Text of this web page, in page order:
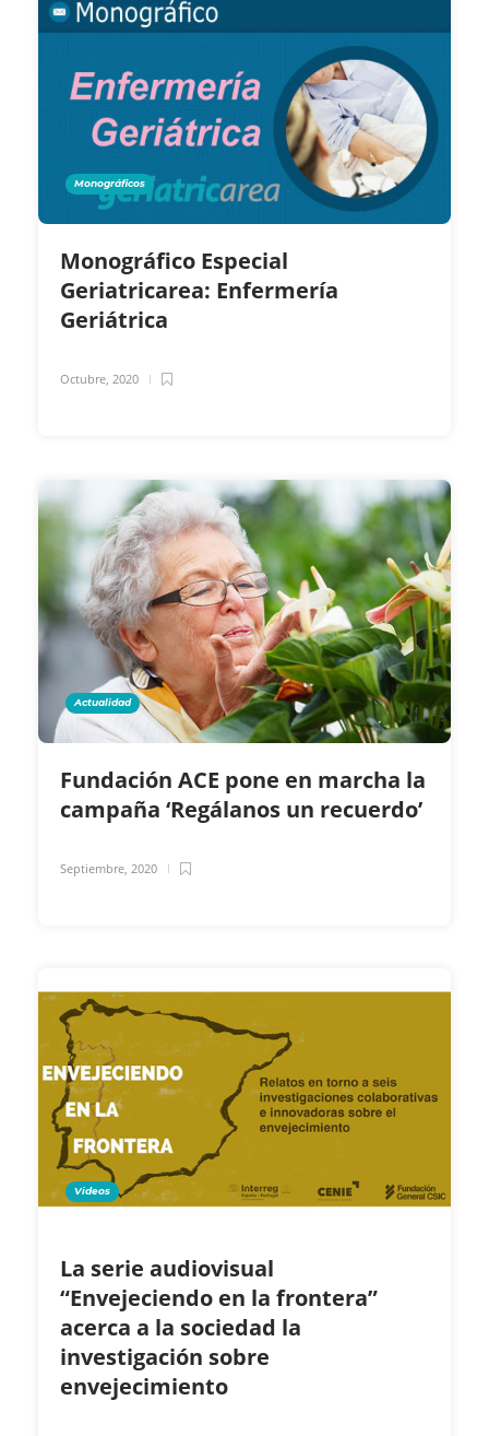
Monográficos
Monográfico Especial
Geriatricarea: Enfermería
Geriátrica
Octubre, 2020
Actualidad
Fundación ACE pone en marcha la
campaña ‘Regálanos un recuerdo’
Septiembre, 2020
Videos
La serie audiovisual
“Envejeciendo en la frontera”
acerca a la sociedad la
investigación sobre
envejecimiento